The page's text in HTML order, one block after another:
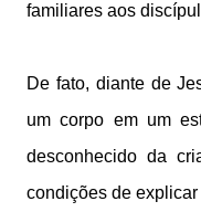
familiares aos
De fato, diante de
um corpo em um
desconhecido da
condições de explicar